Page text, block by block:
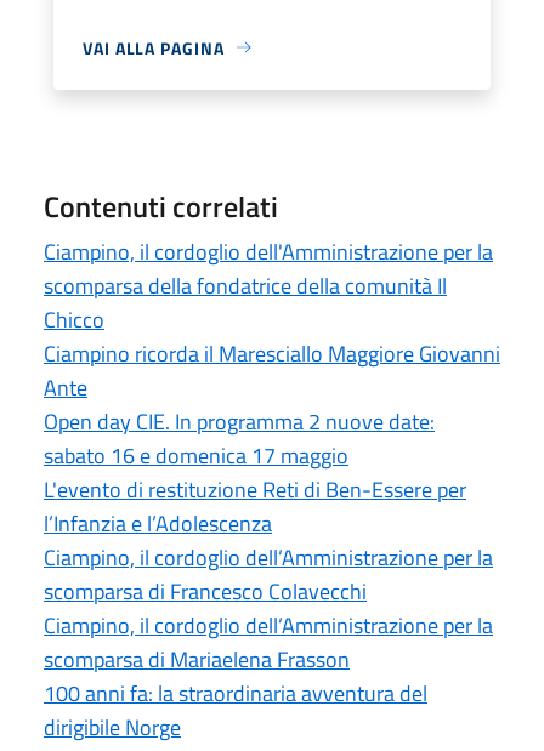
VAI ALLA PAGINA
Contenuti correlati
Ciampino, il cordoglio dell'Amministrazione per la
scomparsa della fondatrice della comunità Il
Chicco
Ciampino ricorda il Maresciallo Maggiore Giovanni
Ante
Open day CIE. In programma 2 nuove date:
sabato 16 e domenica 17 maggio
L'evento di restituzione Reti di Ben-Essere per
l’Infanzia e l’Adolescenza
Ciampino, il cordoglio dell’Amministrazione per la
scomparsa di Francesco Colavecchi
Ciampino, il cordoglio dell’Amministrazione per la
scomparsa di Mariaelena Frasson
100 anni fa: la straordinaria avventura del
dirigibile Norge